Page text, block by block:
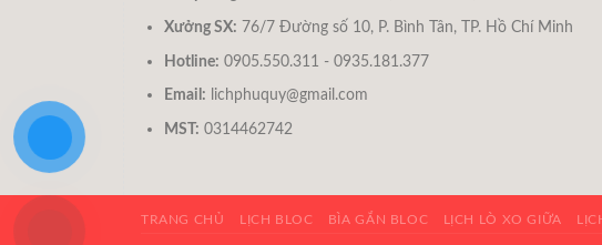
Xưởng SX: 76/7 Đường số 10, P. Bình Tân, TP. Hồ Chí Minh
Hotline: 0905.550.311 - 0935.181.377
Email: lichphuquy@gmail.com
MST: 0314462742
TRANG CHỦ LỊCH BLOC BÌA GẮN BLOC LỊCH LÒ XO GIỮA